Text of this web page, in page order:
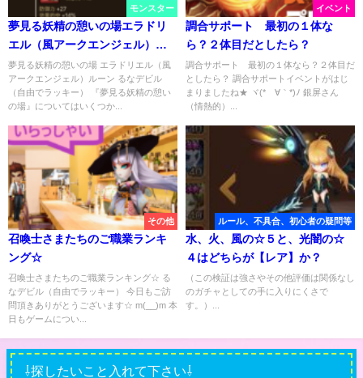
モンスター
夢見る妖精の憩いの場エラドリ
エル（風アークエンジェル）ル
ーン
夢見る妖精の憩いの場 エラドリエル（風
アークエンジェル）ルーン るなデビル
（自由でラッキー） 『夢見る妖精の憩い
の場』についてはいくつか...
イベント
調合サポート 最初の１体な
ら？２体目だとしたら？
調合サポート 最初の１体なら？２体目だ
としたら？ 調合サポートイベントがはじ
まりましたね★ ヾ(*´∀｀*)ﾉ 銀屏さん
（情熱的）...
その他
召喚士さまたちのご職業ランキ
ング☆
召喚士さまたちのご職業ランキング☆ る
なデビル（自由でラッキー） 今日もご訪
問頂きありがとうございます☆ m(__)m 本
日もゲームについ...
ルール、不具合、初心者の疑問等
水、火、風の☆５と、光闇の☆
４はどちらが【レア】か？
（この検証は強さやその他評価は関係なし
のガチャとしての手に入りにくさで
す。）...
⇩探したいこと入れて下さい⇩